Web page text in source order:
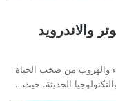
والاندرويد
والهروب من صخب الحياة
الحديثة. حيث…